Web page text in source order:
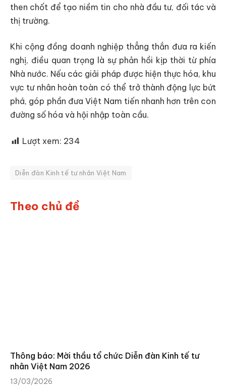
then chốt để tạo niềm tin cho nhà đầu tư, đối tác và
thị trường.
Khi cộng đồng doanh nghiệp thẳng thắn đưa ra kiến
nghị, điều quan trọng là sự phản hồi kịp thời từ phía
Nhà nước. Nếu các giải pháp được hiện thực hóa, khu
vực tư nhân hoàn toàn có thể trở thành động lực bứt
phá, góp phần đưa Việt Nam tiến nhanh hơn trên con
đường số hóa và hội nhập toàn cầu.
Lượt xem: 234
Diễn đàn Kinh tế tư nhân Việt Nam
Theo chủ đề
Thông báo: Mời thầu tổ chức Diễn đàn Kinh tế tư
nhân Việt Nam 2026
13/03/2026